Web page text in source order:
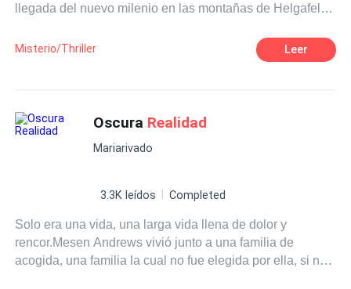
llegada del nuevo milenio en las montañas de Helgafell
los espíritus con la de los humanos, con la aparición de
este espejo comenzaron a ocurrir casos particulares de
Todo era paz y tranquilidad, hasta que en el año 3012 el
espejo sagrado se agrietó ocasionando un desgarre del
velo de la dimensión de los espíritus, esto ocasionó la
humano convierten a la persona en roca y de esqueletos
seres lograron reducir considerablemente a los seres
humanos, los cuales luchan para evitar la extinción…
Misterio/Thriller Leer
Oscura Realidad
Mariarivado
3.3K leídos Completed
Solo era una vida, una larga vida llena de dolor y
rencor.Mesen Andrews vivió junto a una familia de
acogida, una familia la cual no fue elegida por ella, si no